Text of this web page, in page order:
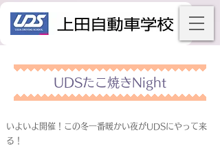
UDSたこ焼きNight
いよいよ開催！この冬一番暖かい夜がUDSにやって来
る！